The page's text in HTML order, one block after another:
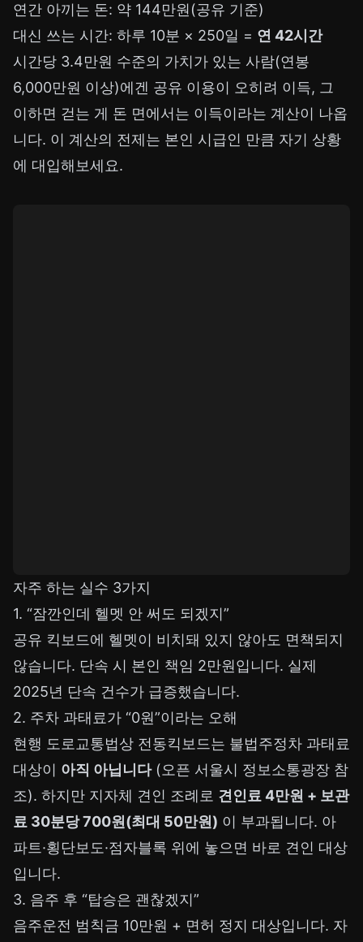
연간 아끼는 돈: 약 144만원(공유 기준)
대신 쓰는 시간: 하루 10분 × 250일 = 연 42시간
시간당 3.4만원 수준의 가치가 있는 사람(연봉
6,000만원 이상)에겐 공유 이용이 오히려 이득, 그
이하면 걷는 게 돈 면에서는 이득이라는 계산이 나옵
니다. 이 계산의 전제는 본인 시급인 만큼 자기 상황
에 대입해보세요.
자주 하는 실수 3가지
1. “잠깐인데 헬멧 안 써도 되겠지”
공유 킥보드에 헬멧이 비치돼 있지 않아도 면책되지
않습니다. 단속 시 본인 책임 2만원입니다. 실제
2025년 단속 건수가 급증했습니다.
2. 주차 과태료가 “0원”이라는 오해
현행 도로교통법상 전동킥보드는 불법주정차 과태료
대상이 아직 아닙니다(오픈 서울시 정보소통광장 참
조). 하지만 지자체 견인 조례로 견인료 4만원 + 보관
료 30분당 700원(최대 50만원) 이 부과됩니다. 아
파트·횡단보도·점자블록 위에 놓으면 바로 견인 대상
입니다.
3. 음주 후 “탑승은 괜찮겠지”
음주운전 범칙금 10만원 + 면허 정지 대상입니다. 자